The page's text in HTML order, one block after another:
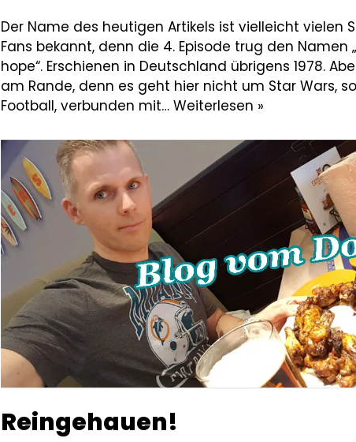
Der Name des heutigen Artikels ist vielleicht vielen
Fans bekannt, denn die 4. Episode trug den Namen
hope“. Erschienen in Deutschland übrigens 1978.
am Rande, denn es geht hier nicht um Star Wars,
Football, verbunden mit… Weiterlesen »
Reingehauen!